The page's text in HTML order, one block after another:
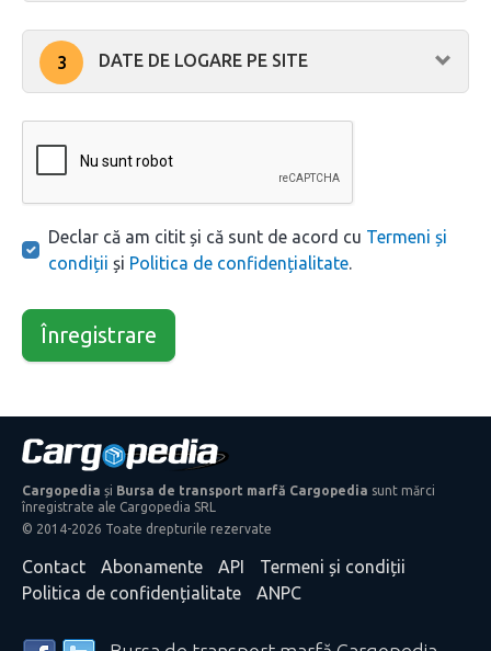
3 DATE DE LOGARE PE SITE
Declar că am citit și că sunt de acord cu Termeni și
condiții și Politica de confidențialitate.
Înregistrare
Cargopedia și Bursa de transport marfă Cargopedia sunt mărci
înregistrate ale Cargopedia SRL
© 2014-2026 Toate drepturile rezervate
Contact Abonamente API
Termeni și condiții
Politica de confidențialitate
ANPC